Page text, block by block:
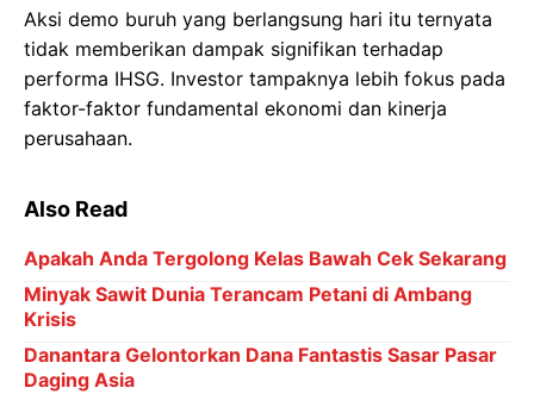
Aksi demo buruh yang berlangsung hari itu ternyata
tidak memberikan dampak signifikan terhadap
performa IHSG. Investor tampaknya lebih fokus pada
faktor-faktor fundamental ekonomi dan kinerja
perusahaan.
Also Read
Apakah Anda Tergolong Kelas Bawah Cek Sekarang
Minyak Sawit Dunia Terancam Petani di Ambang
Krisis
Danantara Gelontorkan Dana Fantastis Sasar Pasar
Daging Asia